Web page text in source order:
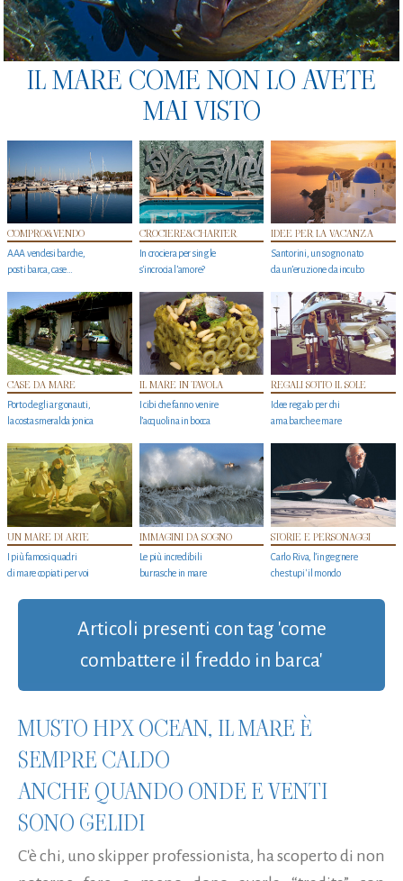
IL MARE COME NON LO AVETE
MAI VISTO
COMPRO&VENDO
AAA vendesi barche,
posti barca, case…
CROCIERE&CHARTER
In crociera per single
s'incrocia l’amore?
IDEE PER LA VACANZA
Santorini, un sogno nato
da un’eruzione da incubo
CASE DA MARE
Porto degli argonauti,
la costa smeralda jonica
IL MARE IN TAVOLA
I cibi che fanno venire
l’acquolina in bocca
REGALI SOTTO IL SOLE
Idee regalo per chi
ama barche e mare
UN MARE DI ARTE
I più famosi quadri
di mare copiati per voi
IMMAGINI DA SOGNO
Le più incredibili
burrasche in mare
STORIE E PERSONAGGI
Carlo Riva, l’ingegnere
che stupi' il mondo
Articoli presenti con tag 'come
combattere il freddo in barca'
MUSTO HPX OCEAN, IL MARE È
SEMPRE CALDO
ANCHE QUANDO ONDE E VENTI
SONO GELIDI
C'è chi, uno skipper professionista, ha scoperto di non